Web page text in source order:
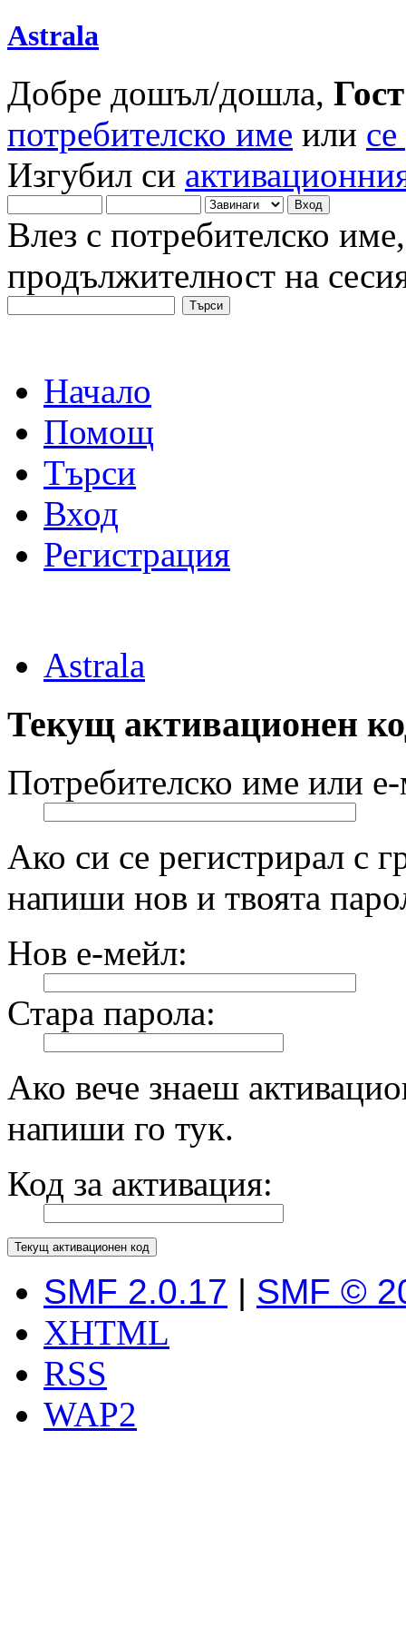
Astrala
Добре дошъл/дошла, Гост
потребителско име или
Изгубил си
Влез с потребителско
продължителност на
Начало
Помощ
Търси
Вход
Регистрация
Astrala
Текущ активационен
Потребителско име или
Ако си се регистрирал с
напиши нов и твоята
Нов е-мейл:
Стара парола:
Ако вече знаеш
напиши го тук.
Код за активация:
SMF 2.0.17 | SMF ©
XHTML
RSS
WAP2